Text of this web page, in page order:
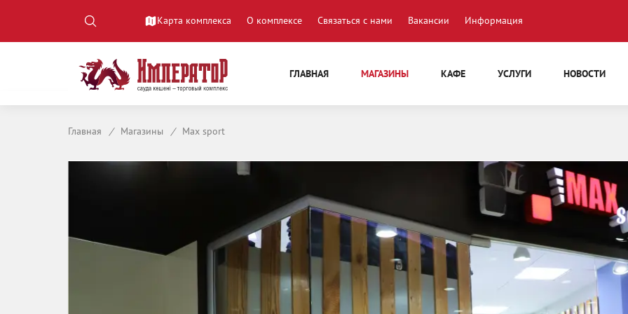
Карта комплекса О комплексе Связаться с нами Вакансии Информация
ГЛАВНАЯ МАГАЗИНЫ КАФЕ УСЛУГИ НОВОСТИ
Главная / Магазины / Max sport